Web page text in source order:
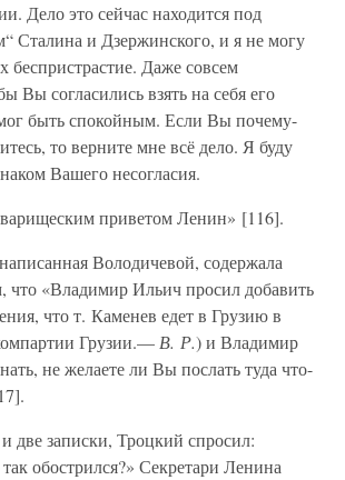
Дело это сейчас находится под
Сталина и Дзержинского, и я не могу
беспристрастие. Даже совсем
Вы согласились взять на себя его
быть спокойным. Если Вы почему-
то верните мне всё дело. Я буду
Вашего несогласия.
приветом Ленин» [116].
Володичевой, содержала
что «Владимир Ильич просил добавить
что т. Каменев едет в Грузию в
Грузии.— В. Р.) и Владимир
не желаете ли Вы послать туда что-
две записки, Троцкий спросил:
обострился?» Секретари Ленина